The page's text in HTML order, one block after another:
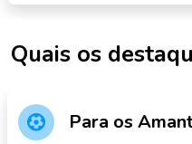
Quais os
Para os